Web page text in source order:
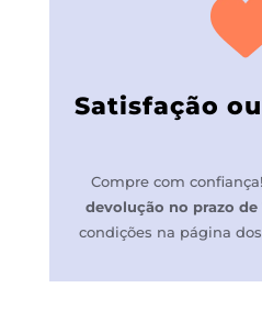
Satisfação
Compre com
devolução no prazo de
condições na página